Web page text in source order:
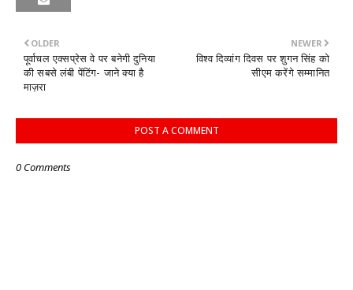
NEWER
विश्व दिव्यांग दिवस पर शुगन सिंह को
सीएम करेंगे सम्मानित
OLDER
पूर्वाचल एक्सप्रेस वे पर बनेगी दुनिया
की सबसे लंबी पेंटिंग- जाने क्या है
माज़रा
POST A COMMENT
0 Comments